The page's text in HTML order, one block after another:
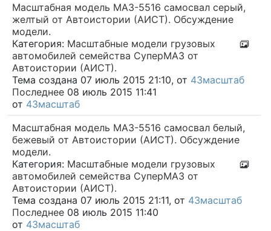
Масштабная модель МАЗ-5516 самосвал серый,
желтый от Автоистории (АИСТ). Обсуждение
модели.
Категория: Масштабные модели грузовых
автомобилей семейства СуперМАЗ от
Автоистории (АИСТ).
Тема создана 07 июль 2015 21:10, от 43масштаб
Последнее 08 июль 2015 11:41
от 43масштаб
Масштабная модель МАЗ-5516 самосвал белый,
бежевый от Автоистории (АИСТ). Обсуждение
модели.
Категория: Масштабные модели грузовых
автомобилей семейства СуперМАЗ от
Автоистории (АИСТ).
Тема создана 07 июль 2015 21:11, от 43масштаб
Последнее 08 июль 2015 11:40
от 43масштаб